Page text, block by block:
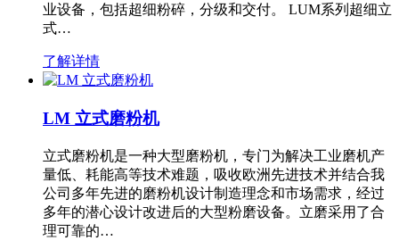
业设备，包括超细粉碎，分级和交付。 LUM系列超细立
式…
了解详情
LM 立式磨粉机
立式磨粉机是一种大型磨粉机，专门为解决工业磨机产
量低、耗能高等技术难题，吸收欧洲先进技术并结合我
公司多年先进的磨粉机设计制造理念和市场需求，经过
多年的潜心设计改进后的大型粉磨设备。立磨采用了合
理可靠的…